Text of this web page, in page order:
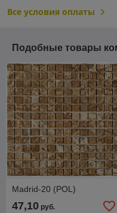
Все условия оплаты
Подобные товары
Madrid-20 (POL)
47,10 руб.